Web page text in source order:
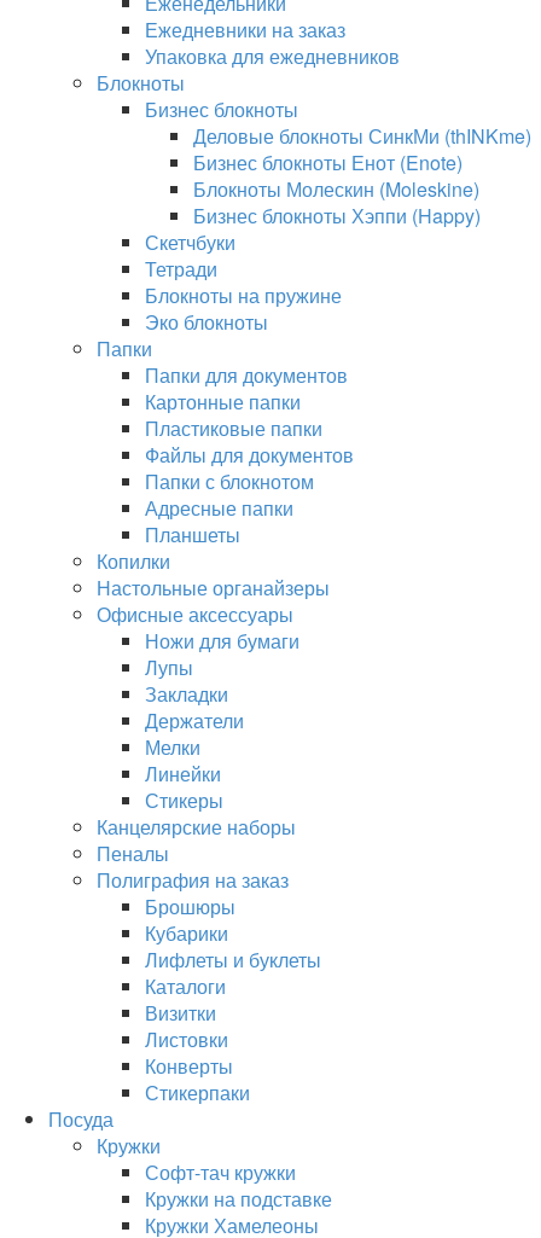
Ежедневники на заказ
Упаковка для ежедневников
Блокноты
Бизнес блокноты
Деловые блокноты СинкМи (thINKme)
Бизнес блокноты Енот (Enote)
Блокноты Молескин (Moleskine)
Бизнес блокноты Хэппи (Happy)
Скетчбуки
Тетради
Блокноты на пружине
Эко блокноты
Папки
Папки для документов
Картонные папки
Пластиковые папки
Файлы для документов
Папки с блокнотом
Адресные папки
Планшеты
Копилки
Настольные органайзеры
Офисные аксессуары
Ножи для бумаги
Лупы
Закладки
Держатели
Мелки
Линейки
Стикеры
Канцелярские наборы
Пеналы
Полиграфия на заказ
Брошюры
Кубарики
Лифлеты и буклеты
Каталоги
Визитки
Листовки
Конверты
Стикерпаки
Посуда
Кружки
Софт-тач кружки
Кружки на подставке
Кружки Хамелеоны